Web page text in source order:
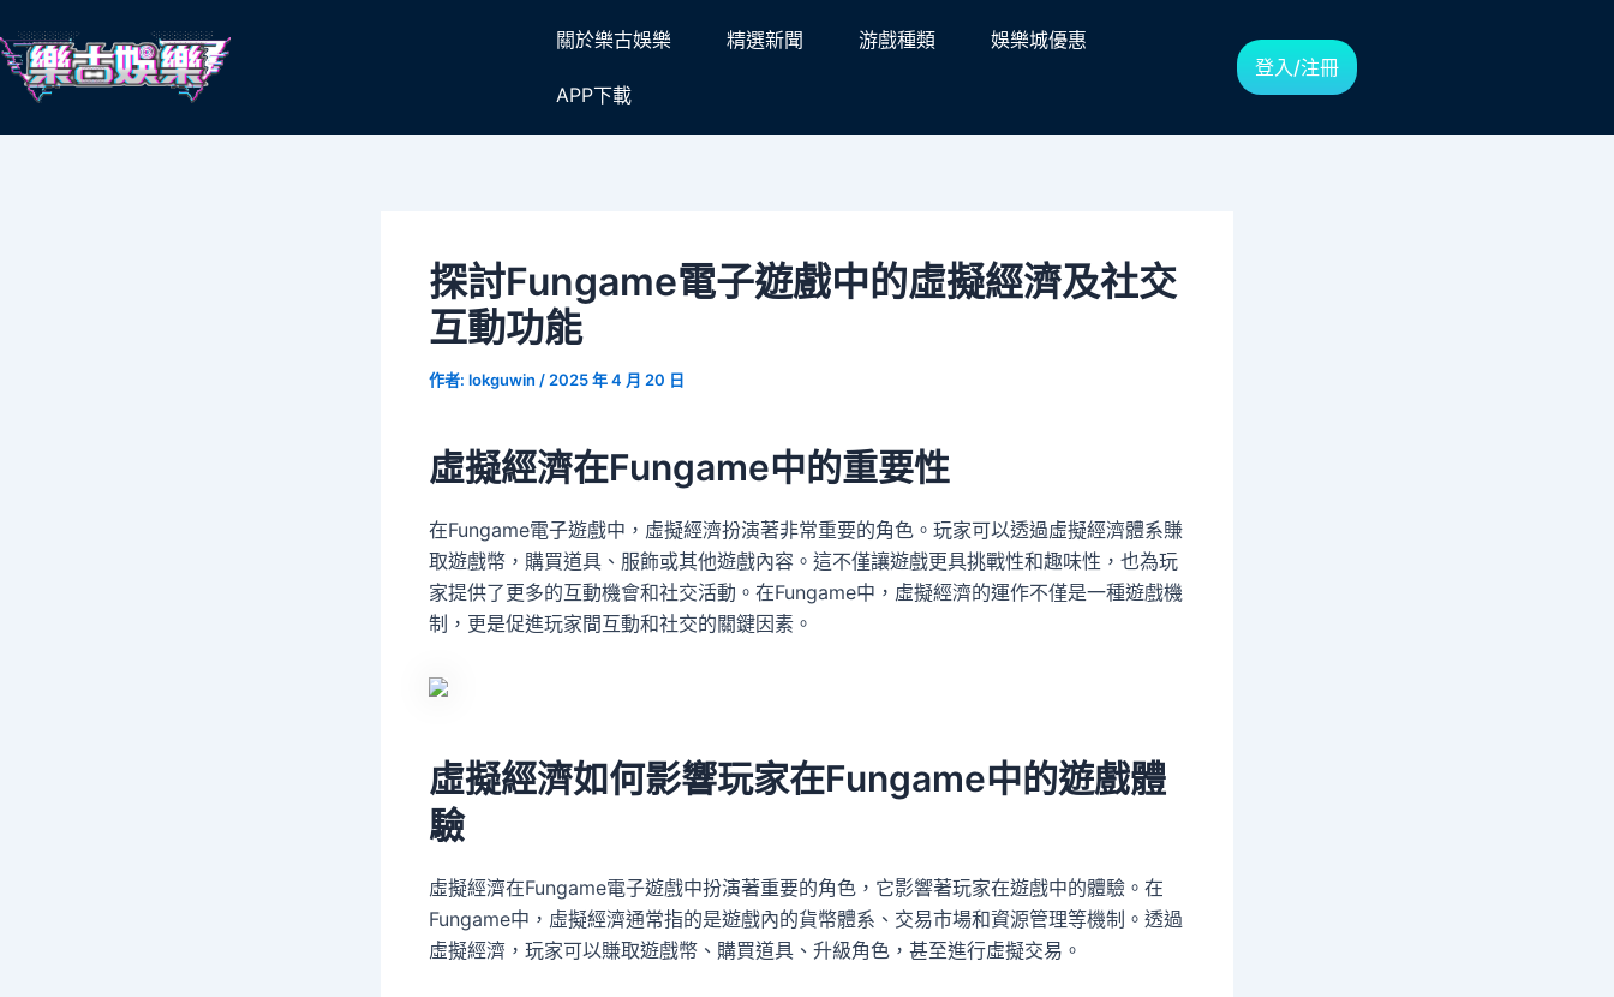
至
主
內
關於樂古娛樂 精選新聞 游戲種類 娛樂城優惠
APP下載
登入/注冊
探討Fungame電子遊戲中的虛擬經濟及社交
互動功能
作者: lokguwin / 2025 年 4 月 20 日
虛擬經濟在Fungame中的重要性
在Fungame電子遊戲中，虛擬經濟扮演著非常重要的角色。玩家可以透過虛擬經濟體系賺
取遊戲幣，購買道具、服飾或其他遊戲內容。這不僅讓遊戲更具挑戰性和趣味性，也為玩
家提供了更多的互動機會和社交活動。在Fungame中，虛擬經濟的運作不僅是一種遊戲機
制，更是促進玩家間互動和社交的關鍵因素。
虛擬經濟如何影響玩家在Fungame中的遊戲體
驗
虛擬經濟在Fungame電子遊戲中扮演著重要的角色，它影響著玩家在遊戲中的體驗。在
Fungame中，虛擬經濟通常指的是遊戲內的貨幣體系、交易市場和資源管理等機制。透過
虛擬經濟，玩家可以賺取遊戲幣、購買道具、升級角色，甚至進行虛擬交易。